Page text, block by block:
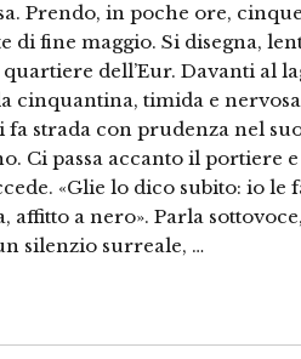
Prendo, in poche ore,
di fine maggio. Si disegna,
dell’Eur. Davanti al
cinquantina, timida e
strada con prudenza nel
Ci passa accanto il portiere e
«Glie lo dico subito: io le
affitto a nero». Parla
silenzio surreale, …